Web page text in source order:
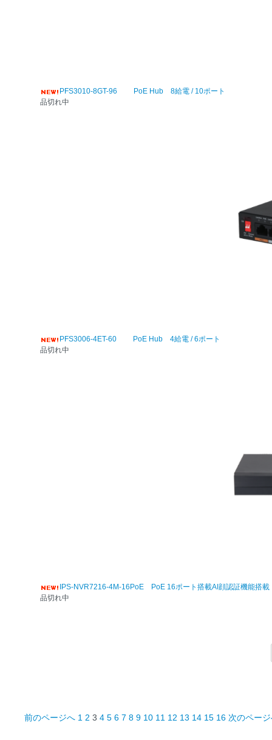
PFS3010-8GT-96 PoE Hub 8給電 / 10ポート
品切れ中
PFS3006-4ET-60 PoE Hub 4給電 / 6ポート
品切れ中
IPS-NVR7216-4M-16PoE PoE 16ポート搭載AI顔認証機
品切れ中
前のページへ 1 2 3 4 5 6 7 8 9 10 11 12 13 14 15 16 次のペー